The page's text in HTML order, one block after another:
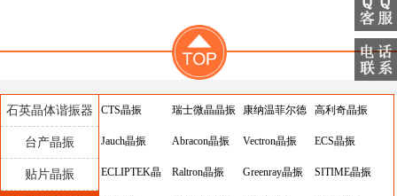
品质，耐热及耐环境等特点。应用于：医疗设
备晶振，通讯设备晶振，无线蓝牙晶振，安防
设备晶振，导航仪晶振，智能家居等应用。
石英晶体谐振器
台产晶振
贴片晶振
CTS晶振 瑞士微晶晶振 康纳温菲尔德
晶振
高利奇晶振
Jauch晶振 Abracon晶振 Vectron晶振 ECS晶振
ECLIPTEK晶 Raltron晶振 Greenray晶振 SITIME晶振